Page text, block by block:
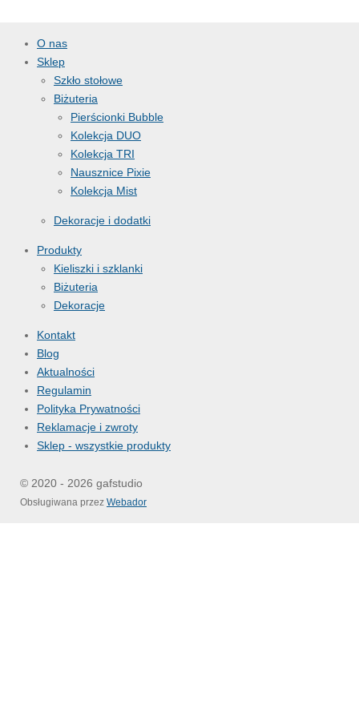
O nas
Sklep
Szkło stołowe
Biżuteria
Pierścionki Bubble
Kolekcja DUO
Kolekcja TRI
Nausznice Pixie
Kolekcja Mist
Dekoracje i dodatki
Produkty
Kieliszki i szklanki
Biżuteria
Dekoracje
Kontakt
Blog
Aktualności
Regulamin
Polityka Prywatności
Reklamacje i zwroty
Sklep - wszystkie produkty
© 2020 - 2026 gafstudio
Obsługiwana przez Webador